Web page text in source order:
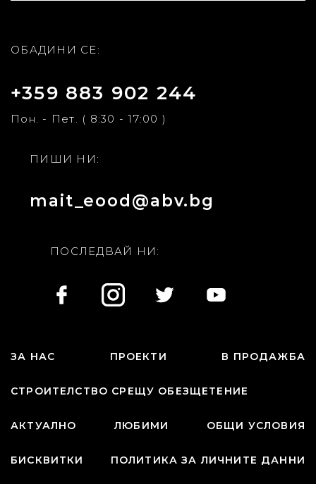
ОБАДИНИ СЕ:
+359 883 902 244
Пон. - Пет. ( 8:30 - 17:00 )
ПИШИ НИ:
mait_eood@abv.bg
ПОСЛЕДВАЙ НИ:
ЗА НАС ПРОЕКТИ В ПРОДАЖБА
СТРОИТЕЛСТВО СРЕЩУ ОБЕЗЩЕТЕНИЕ
АКТУАЛНО ЛЮБИМИ ОБЩИ УСЛОВИЯ
БИСКВИТКИ ПОЛИТИКА ЗА ЛИЧНИТЕ ДАННИ